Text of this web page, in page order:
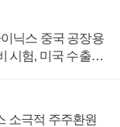
닉스 중국 공장용
시험, 미국 수출통
소극적 주주환원